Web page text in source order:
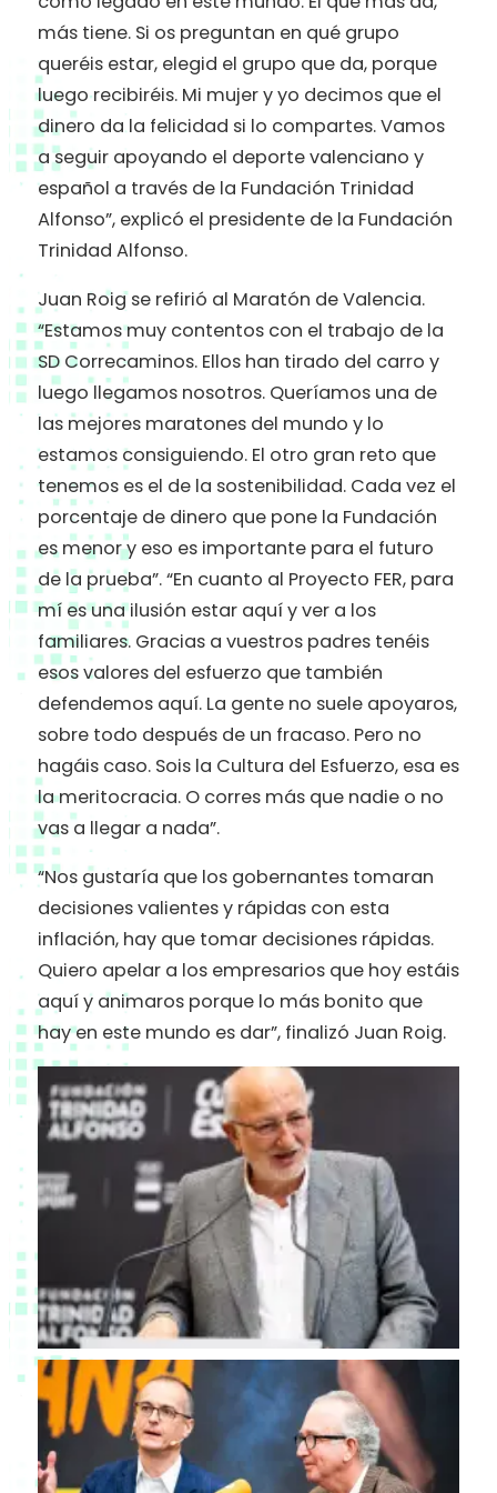
más tiene. Si os preguntan en qué grupo
queréis estar, elegid el grupo que da, porque
luego recibiréis. Mi mujer y yo decimos que el
dinero da la felicidad si lo compartes. Vamos
a seguir apoyando el deporte valenciano y
español a través de la Fundación Trinidad
Alfonso”, explicó el presidente de la Fundación
Trinidad Alfonso.
Juan Roig se refirió al Maratón de Valencia.
“Estamos muy contentos con el trabajo de la
SD Correcaminos. Ellos han tirado del carro y
luego llegamos nosotros. Queríamos una de
las mejores maratones del mundo y lo
estamos consiguiendo. El otro gran reto que
tenemos es el de la sostenibilidad. Cada vez el
porcentaje de dinero que pone la Fundación
es menor y eso es importante para el futuro
de la prueba”. “En cuanto al Proyecto FER, para
mí es una ilusión estar aquí y ver a los
familiares. Gracias a vuestros padres tenéis
esos valores del esfuerzo que también
defendemos aquí. La gente no suele apoyaros,
sobre todo después de un fracaso. Pero no
hagáis caso. Sois la Cultura del Esfuerzo, esa es
la meritocracia. O corres más que nadie o no
vas a llegar a nada”.
“Nos gustaría que los gobernantes tomaran
decisiones valientes y rápidas con esta
inflación, hay que tomar decisiones rápidas.
Quiero apelar a los empresarios que hoy estáis
aquí y animaros porque lo más bonito que
hay en este mundo es dar”, finalizó Juan Roig.